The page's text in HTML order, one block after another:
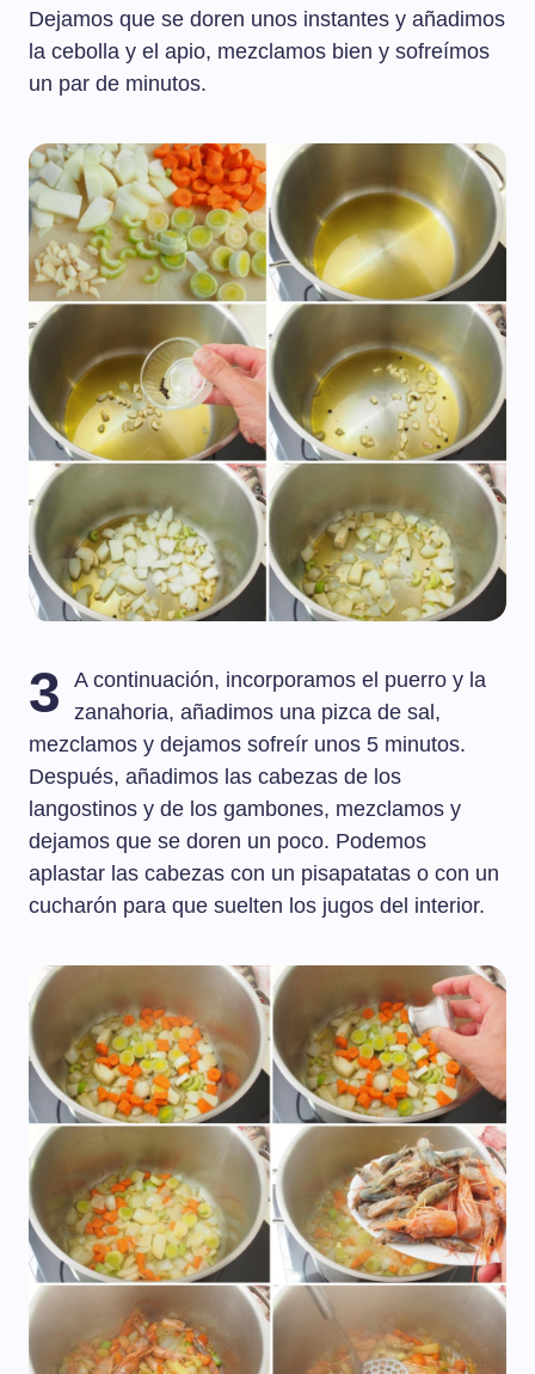
Dejamos que se doren unos instantes y añadimos
la cebolla y el apio, mezclamos bien y sofreímos
un par de minutos.
3
A continuación, incorporamos el puerro y la
zanahoria, añadimos una pizca de sal,
mezclamos y dejamos sofreír unos 5 minutos.
Después, añadimos las cabezas de los
langostinos y de los gambones, mezclamos y
dejamos que se doren un poco. Podemos
aplastar las cabezas con un pisapatatas o con un
cucharón para que suelten los jugos del interior.